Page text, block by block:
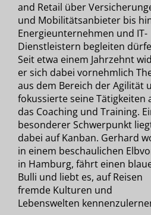
and Retail über
und Mobilitätsanbieter bis
Energieunternehmen und IT-
Dienstleistern begleiten
Seit etwa einem Jahrzehnt
er sich dabei vornehmlich
aus dem Bereich der Agilität
fokussierte seine Tätigkeiten
das Coaching und Training.
besonderer Schwerpunkt
dabei auf Kanban. Gerhard
in einem beschaulichen
in Hamburg, fährt einen
Bulli und liebt es, auf Reisen
fremde Kulturen und
Lebenswelten